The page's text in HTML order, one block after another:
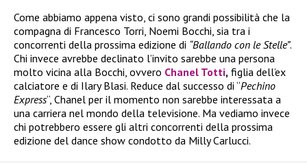
Come abbiamo appena visto, ci sono grandi possibilità che la
compagna di Francesco Torri, Noemi Bocchi, sia tra i
concorrenti della prossima edizione di “Ballando con le Stelle”.
Chi invece avrebbe declinato l’invito sarebbe una persona
molto vicina alla Bocchi, ovvero Chanel Totti, figlia dell’ex
calciatore e di Ilary Blasi. Reduce dal successo di “Pechino
Express“, Chanel per il momento non sarebbe interessata a
una carriera nel mondo della televisione. Ma vediamo invece
chi potrebbero essere gli altri concorrenti della prossima
edizione del dance show condotto da Milly Carlucci.